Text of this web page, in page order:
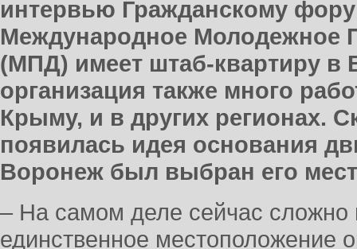
интервью Гражданскому
Международное Молодежное
(МПД) имеет штаб-квартиру в
организация также много
Крыму, и в других регионах.
появилась идея основания
Воронеж был выбран его
– На самом деле сейчас сложно
единственное местоположение